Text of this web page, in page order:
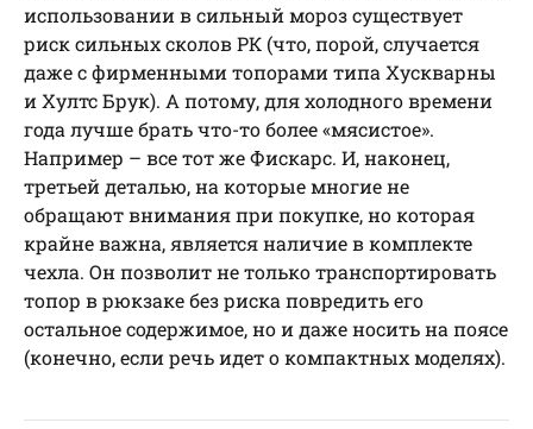
использовании в сильный мороз существует
риск сильных сколов РК (что, порой, случается
даже с фирменными топорами типа Хускварны
и Хултс Брук). А потому, для холодного времени
года лучше брать что-то более «мясистое».
Например – все тот же Фискарс. И, наконец,
третьей деталью, на которые многие не
обращают внимания при покупке, но которая
крайне важна, является наличие в комплекте
чехла. Он позволит не только транспортировать
топор в рюкзаке без риска повредить его
остальное содержимое, но и даже носить на поясе
(конечно, если речь идет о компактных моделях).